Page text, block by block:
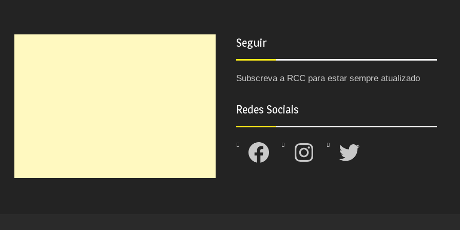
Seguir
Subscreva a RCC para estar sempre atualizado
Redes Sociais
Facebook Instagram Twitter